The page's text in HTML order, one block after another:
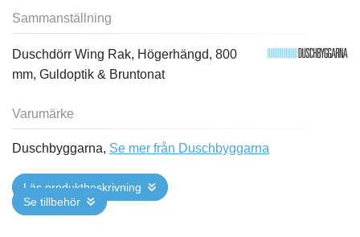
Sammanställning
Duschdörr Wing Rak, Högerhängd, 800
mm, Guldoptik & Bruntonat
Varumärke
Duschbyggarna, Se mer från Duschbyggarna
Läs produktbeskrivning
Se tillbehör